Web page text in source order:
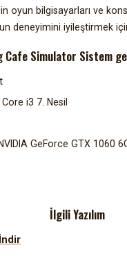
oyun bilgisayarları ve
deneyimini iyileştirmek
Cafe Simulator Sistem
i3 7. Nesil
GeForce GTX 1060
İlgili Yazılım